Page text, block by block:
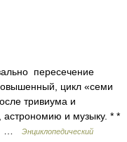
пересечение
цикл «семи
тривиума и
и музыку. * *
…
Энциклопедический